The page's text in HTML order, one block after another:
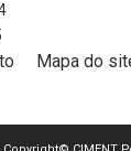
Mapa do